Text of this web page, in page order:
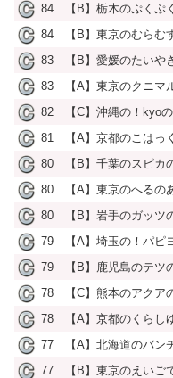
84
【B】栃木のぷくぷ
84
【B】東京のむらむ
83
【B】愛媛のたいや
83
【A】東京のクニマ
82
【C】沖縄の！kyo
81
【A】京都のこはっ
80
【B】千葉のスピカ
80
【A】東京のへるの
80
【B】岩手のガッツ
79
【A】埼玉の！パピ
79
【B】鹿児島のテツ
78
【C】熊本のアクア
78
【A】京都のくらし
77
【A】北海道のバン
77
【B】東京のえいご